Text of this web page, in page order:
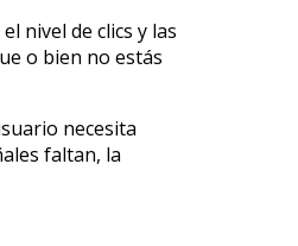
nivel de clics y las
o bien no estás
necesita
faltan, la